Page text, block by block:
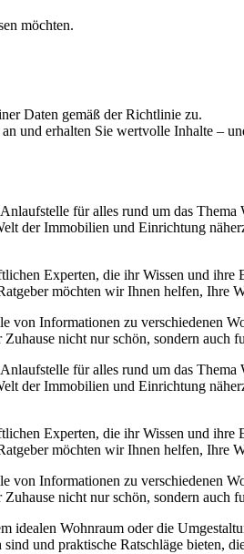
möchten.
Daten gemäß der Richtlinie zu.
und erhalten Sie wertvolle Inhalte –
für alles rund um das
der Immobilien und Einrichtung
Experten, die ihr Wissen und
möchten wir Ihnen helfen, Ihre
von Informationen zu verschiedenen
nicht nur schön, sondern
für alles rund um das
der Immobilien und Einrichtung
Experten, die ihr Wissen und
möchten wir Ihnen helfen, Ihre
von Informationen zu verschiedenen
nicht nur schön, sondern
idealen Wohnraum oder die
sind und praktische Ratschläge bieten,